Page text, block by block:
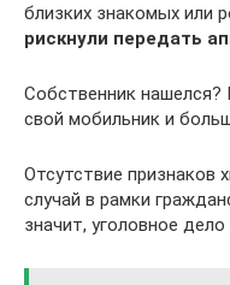
близких знакомых или
рискнули передать
Собственник нашелся?
свой мобильник и
Отсутствие признаков
случай в рамки
значит, уголовное